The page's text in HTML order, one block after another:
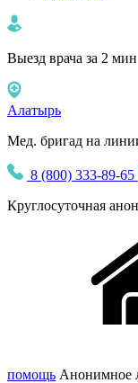
Выезд врача за 2 мин
Алатырь
Мед. бригад на
8 (800) 333-89-65
Круглосуточная
помощь Анонимное